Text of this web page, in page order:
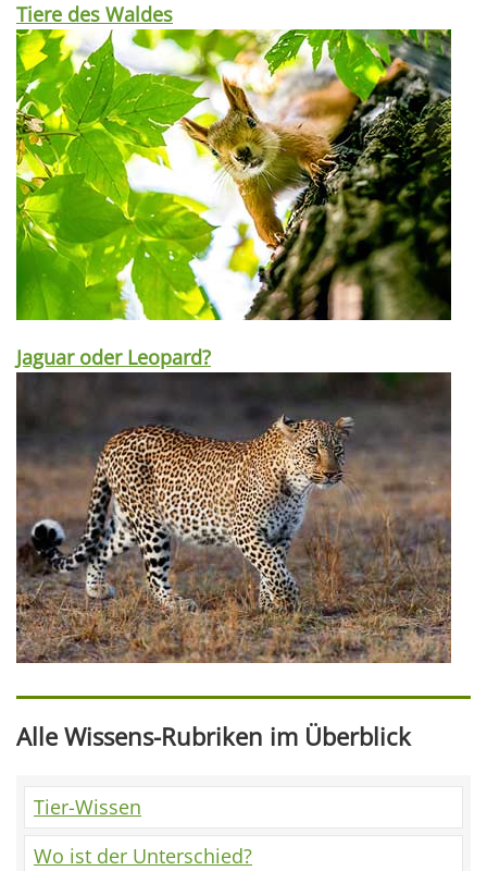
Tiere des Waldes
Jaguar oder Leopard?
Alle Wissens-Rubriken im Überblick
Tier-Wissen
Wo ist der Unterschied?